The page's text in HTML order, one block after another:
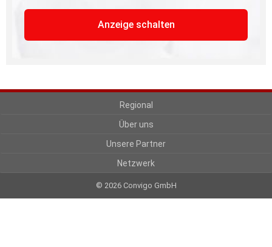
Anzeige schalten
Regional
Über uns
Unsere Partner
Netzwerk
© 2026 Convigo GmbH